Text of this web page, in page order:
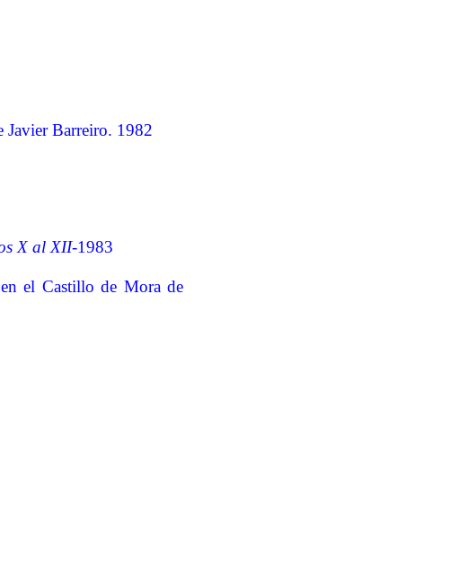
Javier Barreiro. 1982
X al XII-1983
el Castillo de Mora de